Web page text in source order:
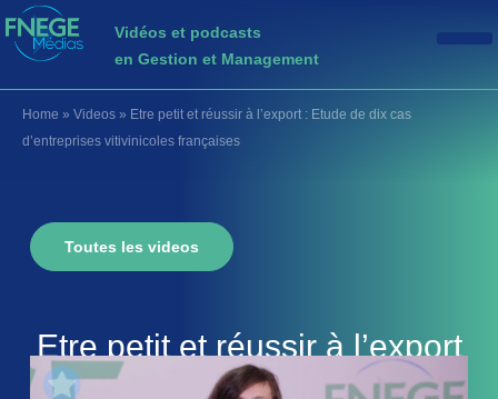
Vidéos et podcasts
en Gestion et Management
Home » Videos » Etre petit et réussir à l’export : Etude de dix cas
d’entreprises vitivinicoles françaises
Toutes les videos
Etre petit et réussir à l’export
: Etude de dix cas